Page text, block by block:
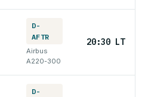
D-
AFTR
Airbus
A220-300
20:30 LT
D-